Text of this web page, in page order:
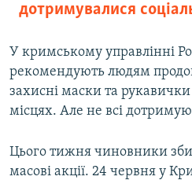
дотримувалися
У кримському управлінні
рекомендують людям
захисні маски та рукавички
місцях. Але не всі
Цього тижня чиновники
масові акції. 24 червня у